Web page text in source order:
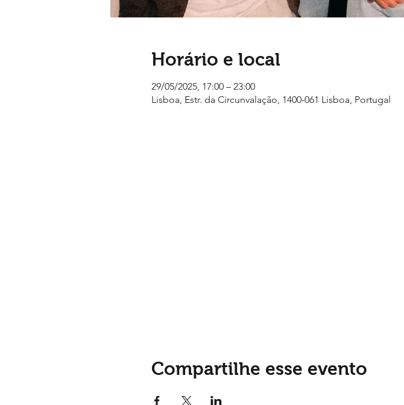
Horário e local
29/05/2025, 17:00 – 23:00
Lisboa, Estr. da Circunvalação, 1400-061 Lisboa, Portugal
Compartilhe esse evento